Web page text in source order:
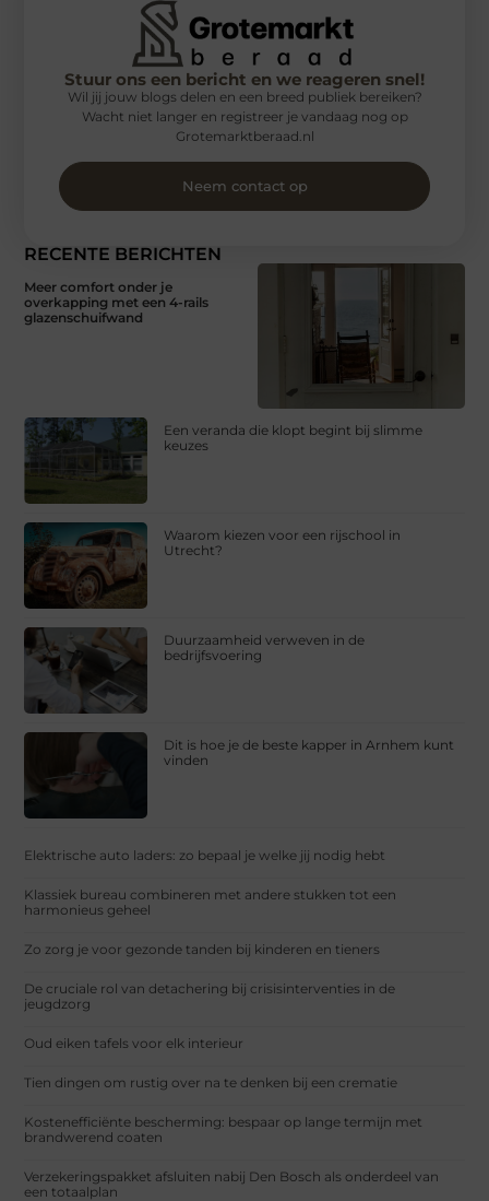
RECENTE BERICHTEN
Meer comfort onder je
overkapping met een 4-rails
glazenschuifwand
Een veranda die klopt begint bij slimme
keuzes
Waarom kiezen voor een rijschool in
Utrecht?
Duurzaamheid verweven in de
bedrijfsvoering
Dit is hoe je de beste kapper in Arnhem kunt
vinden
Elektrische auto laders: zo bepaal je welke jij nodig hebt
Klassiek bureau combineren met andere stukken tot een
harmonieus geheel
Zo zorg je voor gezonde tanden bij kinderen en tieners
De cruciale rol van detachering bij crisisinterventies in de
jeugdzorg
Oud eiken tafels voor elk interieur
Tien dingen om rustig over na te denken bij een crematie
Kostenefficiënte bescherming: bespaar op lange termijn met
brandwerend coaten
Verzekeringspakket afsluiten nabij Den Bosch als onderdeel van
een totaalplan
Stuur ons een bericht en we reageren snel!
Wil jij jouw blogs delen en een breed publiek bereiken?
Wacht niet langer en registreer je vandaag nog op
Grotemarktberaad.nl
Neem contact op